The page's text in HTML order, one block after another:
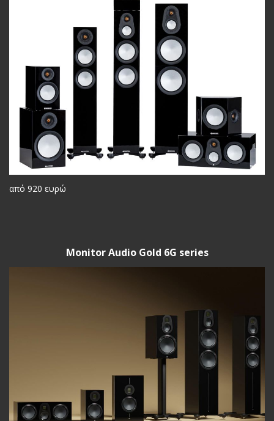
από 920 ευρώ
Monitor Audio Gold 6G series